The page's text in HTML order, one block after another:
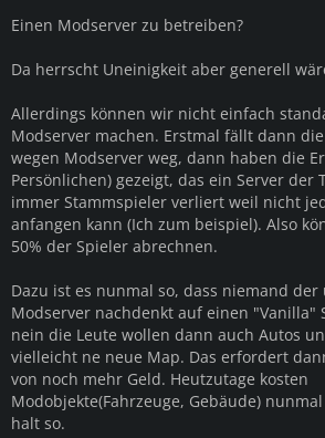
Einen Modserver zu betreiben?
Da herrscht Uneinigkeit aber generell
Allerdings können wir nicht einfach
Modserver machen. Erstmal fällt dann
wegen Modserver weg, dann haben die
Persönlichen) gezeigt, das ein Server der
immer Stammspieler verliert weil nicht
anfangen kann (Ich zum beispiel). Also
50% der Spieler abrechnen.
Dazu ist es nunmal so, dass niemand der
Modserver nachdenkt auf einen "Vanilla"
nein die Leute wollen dann auch Autos
vielleicht ne neue Map. Das erfordert
von noch mehr Geld. Heutzutage kosten
Modobjekte(Fahrzeuge, Gebäude)
halt so.